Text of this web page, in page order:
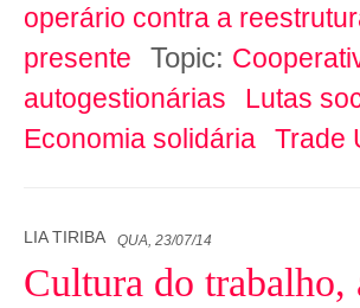
operário contra a
presente
Topic:
autogestionárias
Lutas
Economia solidária
Trade
LIA TIRIBA QUA, 23/07/14
Cultura do trabalho,